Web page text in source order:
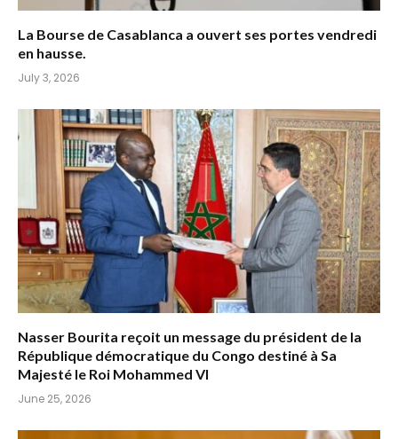
La Bourse de Casablanca a ouvert ses portes vendredi
en hausse.
July 3, 2026
Nasser Bourita reçoit un message du président de la
République démocratique du Congo destiné à Sa
Majesté le Roi Mohammed VI
June 25, 2026